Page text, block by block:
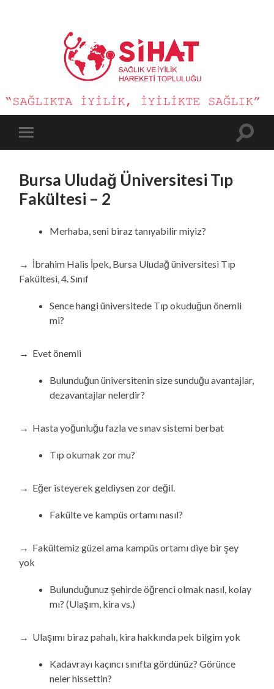
Sağlık
ve
İyilik
mobile
Toggle
Bursa Uludağ Üniversitesi Tıp
Fakültesi – 2
Merhaba, seni biraz tanıyabilir miyiz?
→ İbrahim Halis İpek, Bursa Uludağ üniversitesi Tıp
Fakültesi, 4. Sınıf
Sence hangi üniversitede Tıp okuduğun önemli
mi?
→ Evet önemli
Bulunduğun üniversitenin size sunduğu avantajlar,
dezavantajlar nelerdir?
→ Hasta yoğunluğu fazla ve sınav sistemi berbat
Tıp okumak zor mu?
→ Eğer isteyerek geldiysen zor değil.
Fakülte ve kampüs ortamı nasıl?
→ Fakültemiz güzel ama kampüs ortamı diye bir şey
yok
Bulunduğunuz şehirde öğrenci olmak nasıl, kolay
mı? (Ulaşım, kira vs.)
→ Ulaşımı biraz pahalı, kira hakkında pek bilgim yok
Kadavrayı kaçıncı sınıfta gördünüz? Görünce
neler hissettin?